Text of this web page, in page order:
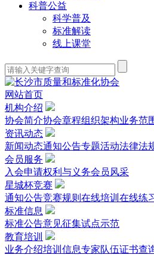
科普公益
科学普及
标准解读
线上课堂
网站首页
机构介绍
协会简介协会章程组织架构业务范
资讯动态
新闻动态通知公告专题活动法律法
会员服务
入会申请权利与义务会员风采
星城杯竞赛
通知公告竞赛规则 在线培训 在线练
标准信息
标准公告意见征集试点示范
教育培训
业务介绍培训信息专家队伍证书查